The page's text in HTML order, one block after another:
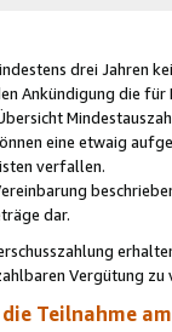
drei Jahren
Ankündigung die
eine etwaig
verfallen.
dar.
Vergütung zu
Teilnahme